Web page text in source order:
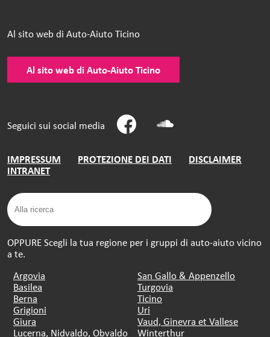
Al sito web di Auto-Aiuto Ticino
Al sito web di Auto-Aiuto Ticino
Seguici sui social media
IMPRESSUM PROTEZIONE DEI DATI
DISCLAIMER
INTRANET
OPPURE Scegli la tua regione per i gruppi di auto-aiuto vicino
a te.
Argovia
Basilea
Berna
Grigioni
Giura
Lucerna, Nidvaldo, Obvaldo
San Gallo & Appenzello
Turgovia
Ticino
Uri
Vaud, Ginevra et Vallese
Winterthur